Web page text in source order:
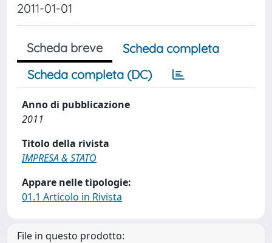
2011-01-01
Scheda breve
Scheda completa
Scheda completa (DC)
Anno di pubblicazione
2011
Titolo della rivista
IMPRESA & STATO
Appare nelle tipologie:
01.1 Articolo in Rivista
File in questo prodotto: